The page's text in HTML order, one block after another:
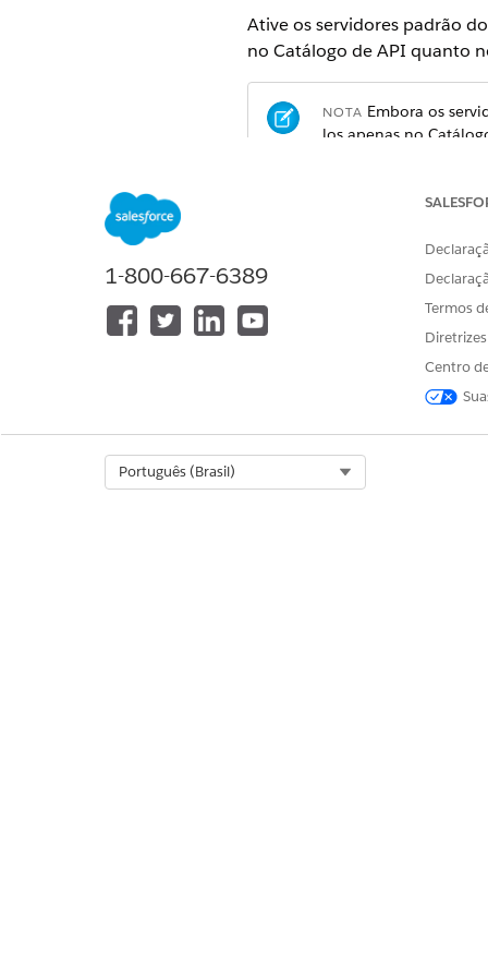
Ative os servidores padrão
no Catálogo de API quanto
NOTA Embora os
los apenas no
Em Configuração, na caixa
Para ativar um servidor
Para desativar um servidor
CONSULTE TAMBÉM:
Guia de servidores MCP
ESTE ARTIGO RESOLVEU SEU
Diga-nos para podermos
1-800-667-6389
Termos
Centro
Português (Brasil)